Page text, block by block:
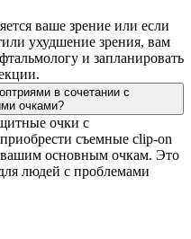
ваше зрение или если
ухудшение зрения, вам
и запланировать
в сочетании с
очками?
очки с
съемные clip-on
вашим основным очкам. Это
людей с проблемами